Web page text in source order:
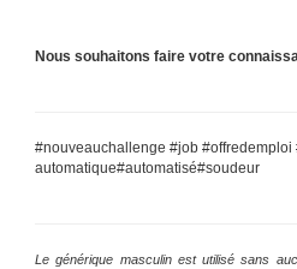
Nous souhaitons faire votre
#nouveauchallenge #job
automatique#automatisé#soudeur
Le générique masculin est utilisé sans